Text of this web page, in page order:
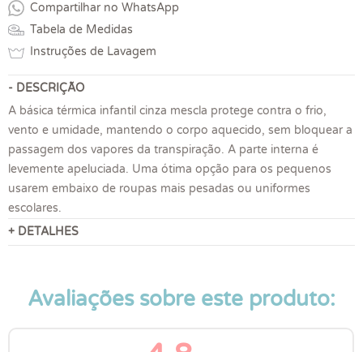
Compartilhar no WhatsApp
Tabela de Medidas
Instruções de Lavagem
- DESCRIÇÃO
A básica térmica infantil cinza mescla protege contra o frio,
vento e umidade, mantendo o corpo aquecido, sem bloquear a
passagem dos vapores da transpiração. A parte interna é
levemente apeluciada. Uma ótima opção para os pequenos
usarem embaixo de roupas mais pesadas ou uniformes
escolares.
+ DETALHES
Avaliações sobre este produto: